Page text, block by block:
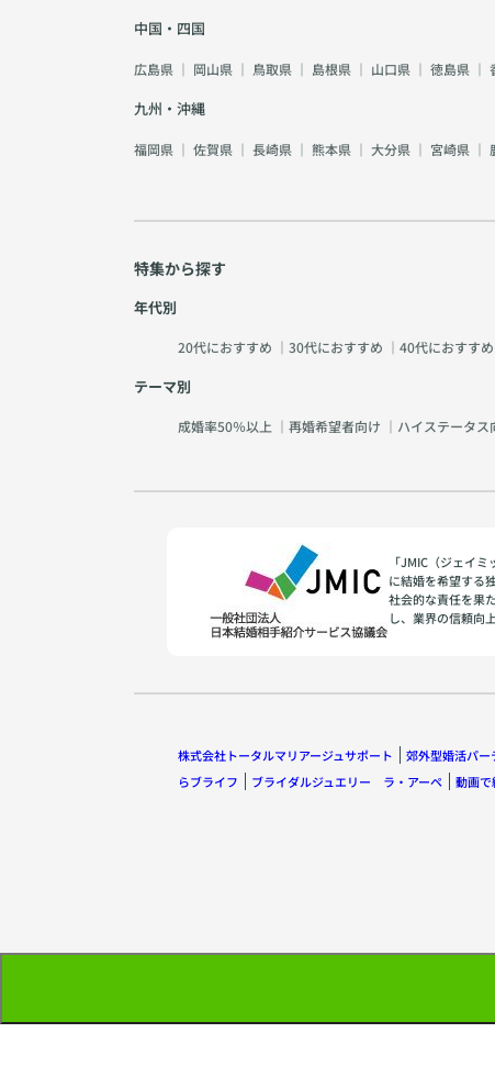
中国・四国
広島県 ｜ 岡山県 ｜ 鳥取県 ｜ 島根県 ｜ 山口県 ｜ 徳島県 ｜
九州・沖縄
福岡県 ｜ 佐賀県 ｜ 長崎県 ｜ 熊本県 ｜ 大分県 ｜ 宮崎県 ｜
特集から探す
年代別
20代におすすめ ｜ 30代におすすめ ｜ 40代におすすめ
テーマ別
成婚率50％以上 ｜ 再婚希望者向け ｜ ハイステータス
「JMIC（ジェイ
に結婚を希望する
社会的な責任を果
し、業界の信頼向
株式会社トータルマリアージュサポート 郊外型婚活パー
らブライフ
ブライダルジュエリー ラ・アーペ 動画